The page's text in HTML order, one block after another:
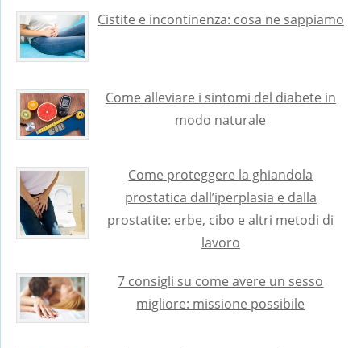
Cistite e incontinenza: cosa ne sappiamo
Come alleviare i sintomi del diabete in
modo naturale
Come proteggere la ghiandola
prostatica dall’iperplasia e dalla
prostatite: erbe, cibo e altri metodi di
lavoro
7 consigli su come avere un sesso
migliore: missione possibile